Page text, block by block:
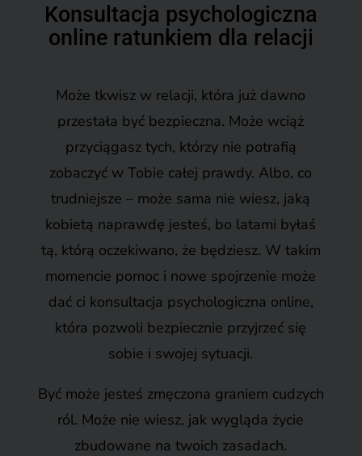
Konsultacja psychologiczna
online ratunkiem dla relacji
Może tkwisz w relacji, która już dawno
przestała być bezpieczna. Może wciąż
przyciągasz tych, którzy nie potrafią
zobaczyć w Tobie całej prawdy. Albo, co
trudniejsze – może sama nie wiesz, jaką
kobietą naprawdę jesteś, bo latami byłaś
tą, którą oczekiwano, że będziesz. W takim
momencie pomoc i nowe spojrzenie może
dać ci konsultacja psychologiczna online,
która pozwoli bezpiecznie przyjrzeć się
sobie i swojej sytuacji.
Być może jesteś zmęczona graniem cudzych
ról. Może nie wiesz, jak wygląda życie
zbudowane na twoich zasadach.